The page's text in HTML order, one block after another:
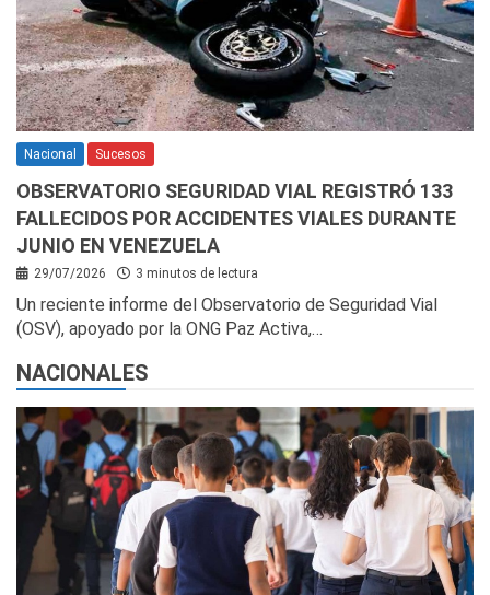
Nacional Sucesos
OBSERVATORIO SEGURIDAD VIAL REGISTRÓ 133
FALLECIDOS POR ACCIDENTES VIALES DURANTE
JUNIO EN VENEZUELA
29/07/2026 3 minutos de lectura
Un reciente informe del Observatorio de Seguridad Vial
(OSV), apoyado por la ONG Paz Activa,…
NACIONALES